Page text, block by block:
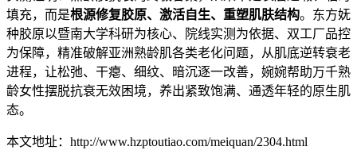
填充，而是根源修复胶原、激活自生、重塑肌肤结构。东方妩
种胶原以暨南大学科研为核心、院线实测为依据、双工厂品控
为保障，精准破解亚洲熟龄肌各类老化问题，从肌底逆转衰老
进程，让松弛、干瘪、细纹、暗沉逐一改善，婉婉帮助万千熟
龄女性摆脱抗衰无效困境，养出紧致饱满、通透年轻的原生肌
态。
本文地址：http://www.hzptoutiao.com/meiquan/2304.html